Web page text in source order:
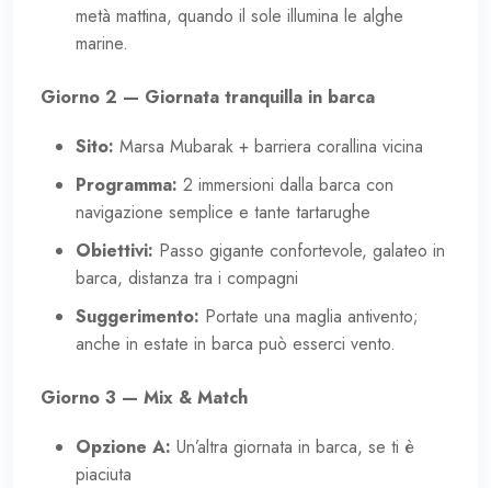
metà mattina, quando il sole illumina le alghe
marine.
Giorno 2 — Giornata tranquilla in barca
Sito: Marsa Mubarak + barriera corallina vicina
Programma: 2 immersioni dalla barca con
navigazione semplice e tante tartarughe
Obiettivi: Passo gigante confortevole, galateo in
barca, distanza tra i compagni
Suggerimento: Portate una maglia antivento;
anche in estate in barca può esserci vento.
Giorno 3 — Mix & Match
Opzione A: Un’altra giornata in barca, se ti è
piaciuta